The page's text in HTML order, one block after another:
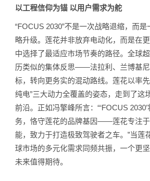
以工程信仰为锚 以用户需求为舵
“FOCUS 2030”不是一次战略退缩，而
略升级。莲花并非放弃电动化，而是在
中选择了最适应市场节奏的路径。全球
历类似的集体反思——法拉利、兰博基尼
标，转向更务实的混动路线。莲花以率
纯电”三大动力全覆盖的姿态，走到了这
前沿。正如冯擎峰所言：“‘FOCUS
务，恪守莲花的品牌基因——莲花专注
能，致力于打造极致驾驶者之车。”当莲
球市场的多元化需求同频共振，一个更
未来值得期待。